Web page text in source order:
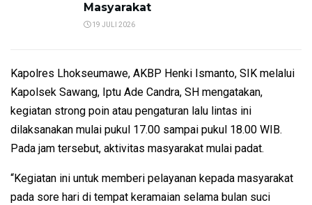
Masyarakat
19 JULI 2026
Kapolres Lhokseumawe, AKBP Henki Ismanto, SIK melalui
Kapolsek Sawang, Iptu Ade Candra, SH mengatakan,
kegiatan strong poin atau pengaturan lalu lintas ini
dilaksanakan mulai pukul 17.00 sampai pukul 18.00 WIB.
Pada jam tersebut, aktivitas masyarakat mulai padat.
“Kegiatan ini untuk memberi pelayanan kepada masyarakat
pada sore hari di tempat keramaian selama bulan suci